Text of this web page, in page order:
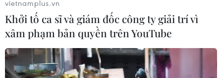
vietnamplus.vn
Khởi tố ca sĩ và giám đốc công ty giải trí vì
xâm phạm bản quyền trên YouTube